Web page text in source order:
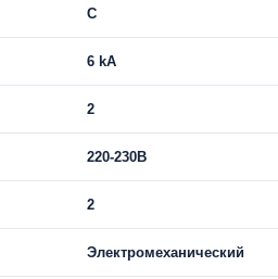
C
6 kA
2
220-230В
2
Электромеханический